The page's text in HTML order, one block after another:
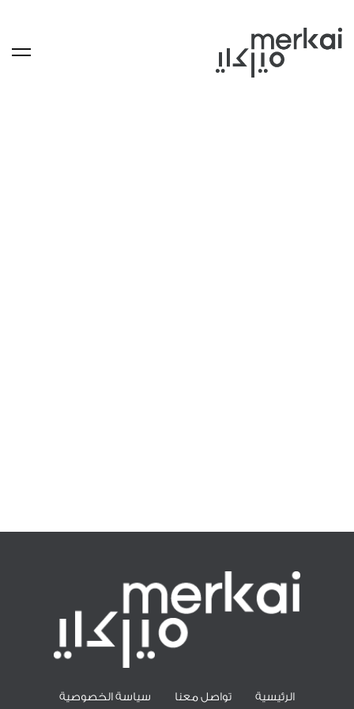
الرئيسية تواصل معنا سياسة الخصوصية